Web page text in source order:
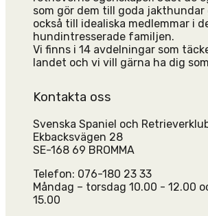
som gör dem till goda jakthundar
också till idealiska medlemmar i
hundintresserade familjen.
Vi finns i 14 avdelningar som
landet och vi vill gärna ha dig
Kontakta oss
Svenska Spaniel och
Ekbacksvägen 28
SE-168 69 BROMMA
Telefon: 076-180 23 33
Måndag – torsdag 10.00 - 12.00
15.00